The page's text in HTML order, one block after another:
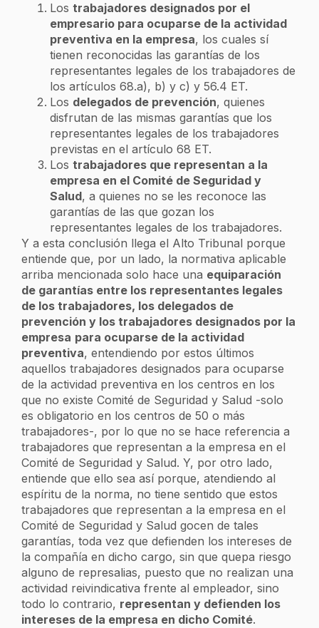
Los trabajadores designados por el
empresario para ocuparse de la actividad
preventiva en la empresa, los cuales sí
tienen reconocidas las garantías de los
representantes legales de los trabajadores de
los artículos 68.a), b) y c) y 56.4 ET.
Los delegados de prevención, quienes
disfrutan de las mismas garantías que los
representantes legales de los trabajadores
previstas en el artículo 68 ET.
Los trabajadores que representan a la
empresa en el Comité de Seguridad y
Salud, a quienes no se les reconoce las
garantías de las que gozan los
representantes legales de los trabajadores.
Y a esta conclusión llega el Alto Tribunal porque
entiende que, por un lado, la normativa aplicable
arriba mencionada solo hace una equiparación
de garantías entre los representantes legales
de los trabajadores, los delegados de
prevención y los trabajadores designados por la
empresa para ocuparse de la actividad
preventiva, entendiendo por estos últimos
aquellos trabajadores designados para ocuparse
de la actividad preventiva en los centros en los
que no existe Comité de Seguridad y Salud -solo
es obligatorio en los centros de 50 o más
trabajadores-, por lo que no se hace referencia a
trabajadores que representan a la empresa en el
Comité de Seguridad y Salud. Y, por otro lado,
entiende que ello sea así porque, atendiendo al
espíritu de la norma, no tiene sentido que estos
trabajadores que representan a la empresa en el
Comité de Seguridad y Salud gocen de tales
garantías, toda vez que defienden los intereses de
la compañía en dicho cargo, sin que quepa riesgo
alguno de represalias, puesto que no realizan una
actividad reivindicativa frente al empleador, sino
todo lo contrario, representan y defienden los
intereses de la empresa en dicho Comité.